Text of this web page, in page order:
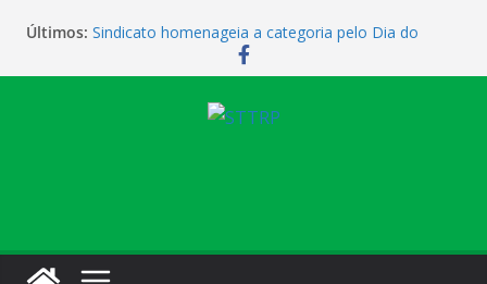
Últimos: Sindicato homenageia a categoria pelo Dia do
Sindicato realiza assembleia para orientar
cobradores sobre novas possibilidades de
qualificação e recolocação profissional